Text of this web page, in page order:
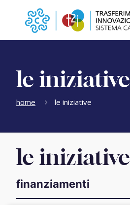
le iniziative
home le iniziative
le iniziative
finanziamenti